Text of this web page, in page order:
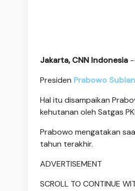
Jakarta, CNN Indonesia
Presiden Prabowo
Hal itu disampaikan
kehutanan oleh Satgas
Prabowo mengatakan
tahun terakhir.
ADVERTISEMENT
SCROLL TO CONTINUE